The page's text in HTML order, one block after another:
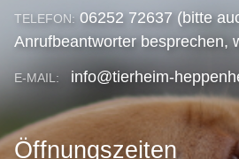
TELEFON: 06252 72637 (bitte
Anrufbeantworter besprechen,
E-MAIL: info@tierheim-
Öffnungszeiten